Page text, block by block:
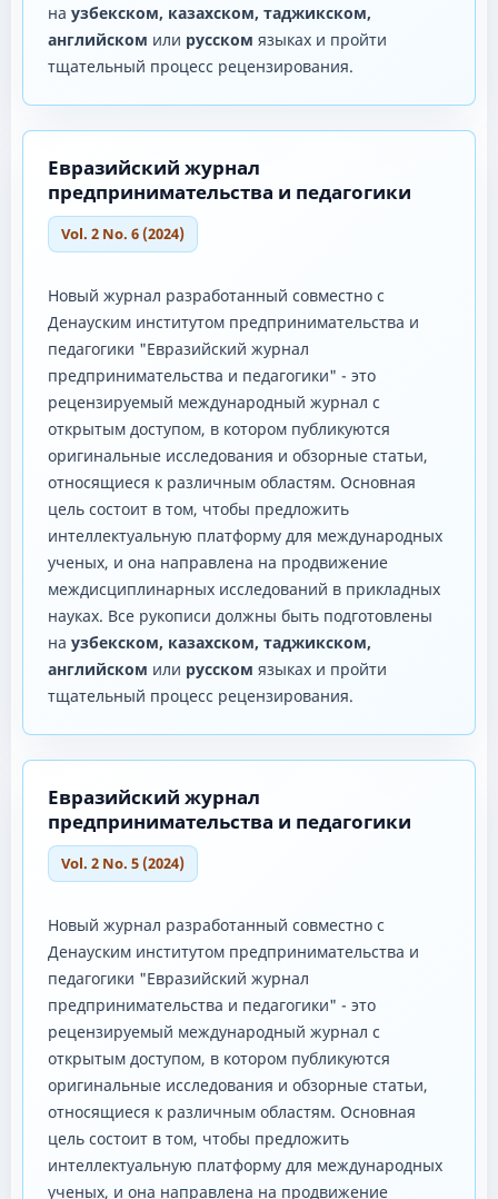
на узбекском, казахском, таджикском,
английском или русском языках и пройти
тщательный процесс рецензирования.
Евразийский журнал
предпринимательства и педагогики
Vol. 2 No. 6 (2024)
Новый журнал разработанный совместно с
Денауским институтом предпринимательства и
педагогики "Евразийский журнал
предпринимательства и педагогики" - это
рецензируемый международный журнал с
открытым доступом, в котором публикуются
оригинальные исследования и обзорные статьи,
относящиеся к различным областям. Основная
цель состоит в том, чтобы предложить
интеллектуальную платформу для международных
ученых, и она направлена ​​на продвижение
междисциплинарных исследований в прикладных
науках. Все рукописи должны быть подготовлены
на узбекском, казахском, таджикском,
английском или русском языках и пройти
тщательный процесс рецензирования.
Евразийский журнал
предпринимательства и педагогики
Vol. 2 No. 5 (2024)
Новый журнал разработанный совместно с
Денауским институтом предпринимательства и
педагогики "Евразийский журнал
предпринимательства и педагогики" - это
рецензируемый международный журнал с
открытым доступом, в котором публикуются
оригинальные исследования и обзорные статьи,
относящиеся к различным областям. Основная
цель состоит в том, чтобы предложить
интеллектуальную платформу для международных
ученых, и она направлена ​​на продвижение